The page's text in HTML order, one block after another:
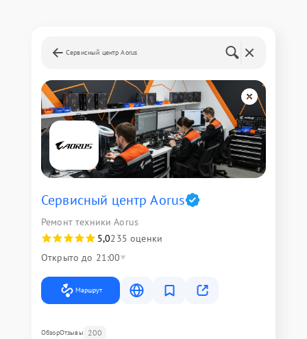
Сервисный центр Aorus
Сервисный центр Aorus
Ремонт техники Aorus
5,0235 оценки
Открыто до 21:00
Маршрут
ОбзорОтзывы 200